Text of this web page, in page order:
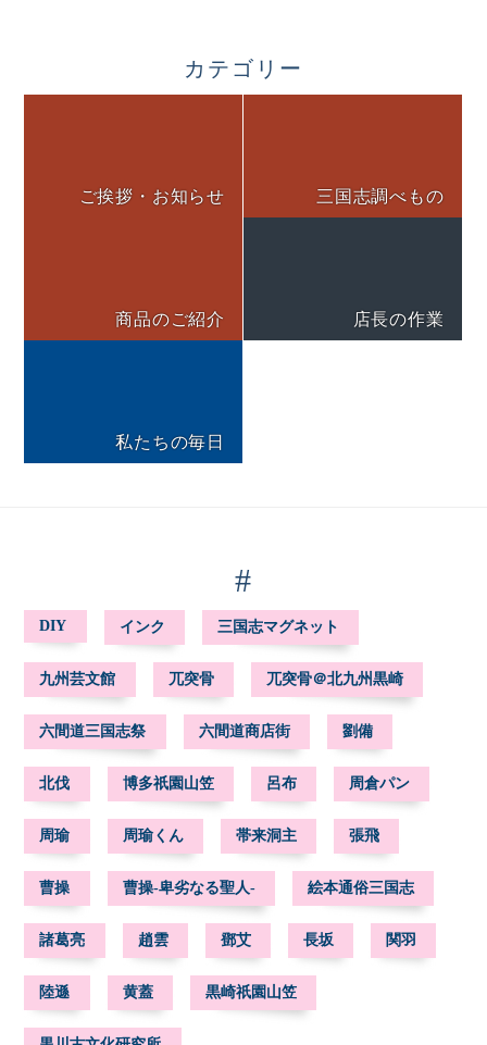
カテゴリー
ご挨拶・お知らせ 三国志調べもの
商品のご紹介 店長の作業
私たちの毎日
#
DIY インク 三国志マグネット
九州芸文館 兀突骨 兀突骨＠北九州黒崎
六間道三国志祭 六間道商店街 劉備
北伐 博多祇園山笠 呂布 周倉パン
周瑜 周瑜くん 帯来洞主 張飛
曹操 曹操-卑劣なる聖人- 絵本通俗三国志
諸葛亮 趙雲 鄧艾 長坂 関羽
陸遜 黄蓋 黒崎祇園山笠